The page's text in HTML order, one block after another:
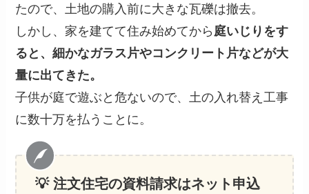
たので、土地の購入前に大きな瓦礫は撤去。
しかし、家を建てて住み始めてから 庭いじりをす
ると、細かなガラス片やコンクリート片などが大
量に出てきた。
子供が庭で遊ぶと危ないので、土の入れ替え工事
に数十万を払うことに。
💡 注文住宅の資料請求はネット申込